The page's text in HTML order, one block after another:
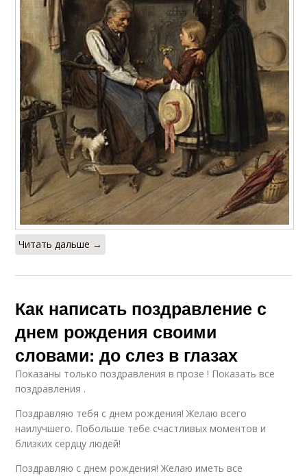
Читать дальше →
Как написать поздравление с
днем рождения своими
словами: до слез в глазах
Показаны только поздравления в прозе ! Показать все
поздравления .
Поздравляю тебя с днем рождения! Желаю всего
наилучшего. Побольше тебе счастливых моментов и
близких сердцу людей!
Поздравляю с днем рождения! Желаю иметь все